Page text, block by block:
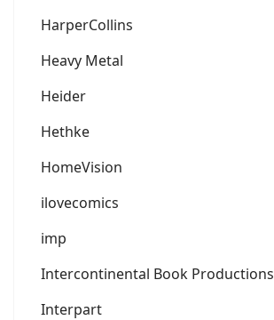
HarperCollins
Heavy Metal
Heider
Hethke
HomeVision
ilovecomics
imp
Intercontinental Book Productions
Interpart